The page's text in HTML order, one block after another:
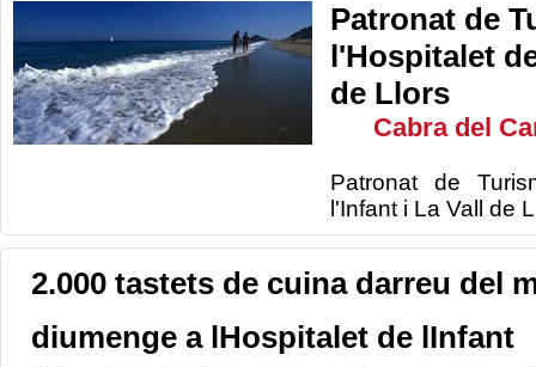
Patronat de
l'Hospitalet
de Llors
Cabra del
Patronat de
l'Infant i La Vall de
2.000 tastets de cuina darreu del
diumenge a lHospitalet de lInfant